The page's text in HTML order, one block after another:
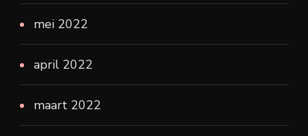
mei 2022
april 2022
maart 2022